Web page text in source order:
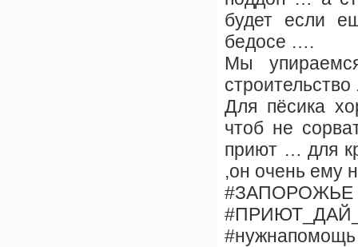
будет если
бедосе ….
Мы
строительство
Для пёсика
чтоб не
приют … для
,он очень ему
#ЗАПОРОЖЬЕ
#нужнапомощь